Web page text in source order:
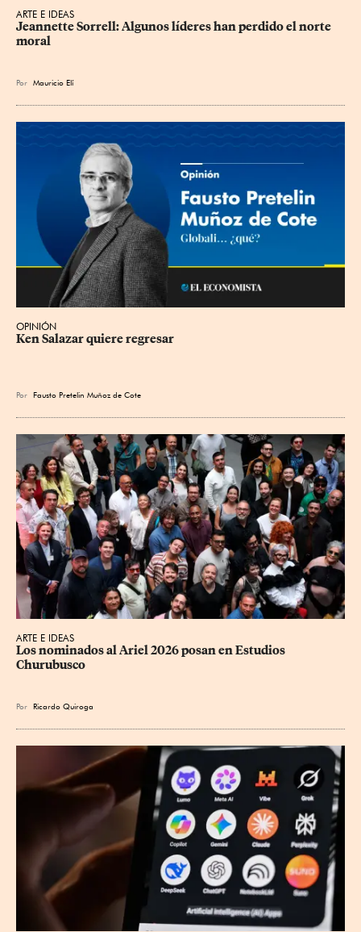
ARTE E IDEAS
Jeannette Sorrell: Algunos líderes han perdido el norte
moral
Por Mauricio Elí
OPINIÓN
Ken Salazar quiere regresar
Por Fausto Pretelin Muñoz de Cote
ARTE E IDEAS
Los nominados al Ariel 2026 posan en Estudios
Churubusco
Por Ricardo Quiroga